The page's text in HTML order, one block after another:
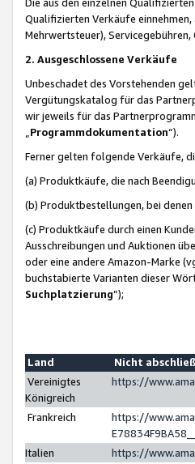
Qualifizierten Verkäufe
Mehrwertsteuer),
2. Ausgeschlossene Verkäufe
Unbeschadet des Vorstehenden
Vergütungskatalog für das
wir jeweils für das
Programmdokumentation“).
Ferner gelten folgende Verkäufe,
(a) Produktkäufe, die nach
(b) Produktbestellungen, bei
(c) Produktkäufe durch einen
Ausschreibungen und Auktionen
oder eine andere Amazon-Marke
buchstabierte Varianten dieser
Suchplatzierung”);
Land
Nicht
Vereinigtes
Königreich
https://
Frankreich
https://
Italien
https://